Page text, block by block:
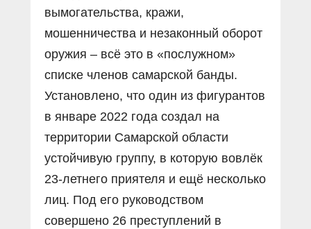
вымогательства, кражи,
мошенничества и незаконный оборот
оружия – всё это в «послужном»
списке членов самарской банды.
Установлено, что один из фигурантов
в январе 2022 года создал на
территории Самарской области
устойчивую группу, в которую вовлёк
23-летнего приятеля и ещё несколько
лиц. Под его руководством
совершено 26 преступлений в